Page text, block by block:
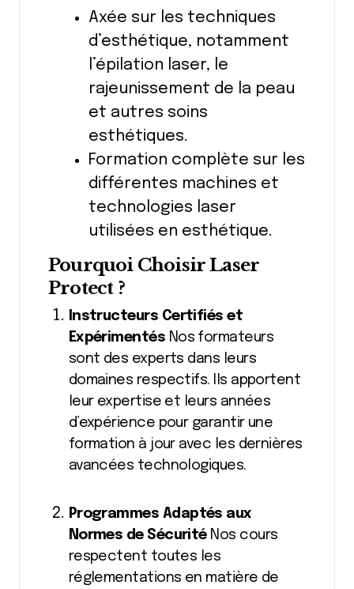
Axée sur les techniques
d’esthétique, notamment
l’épilation laser, le
rajeunissement de la peau
et autres soins
esthétiques.
Formation complète sur les
différentes machines et
technologies laser
utilisées en esthétique.
Pourquoi Choisir Laser
Protect ?
Expérimentés Nos formateurs
sont des experts dans leurs
domaines respectifs. Ils apportent
leur expertise et leurs années
d’expérience pour garantir une
formation à jour avec les dernières
avancées technologiques.
Programmes Adaptés aux
Normes de SécuritéNos cours
respectent toutes les
réglementations en matière de